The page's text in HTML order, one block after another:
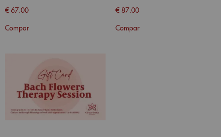
€ 67.00
Compar
€ 87.00
Compar